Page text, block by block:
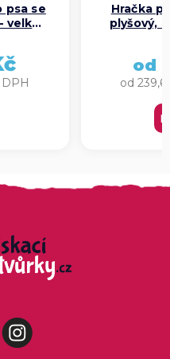
psa se
velká,
Hračka
plyšový,
od
od
Instagram